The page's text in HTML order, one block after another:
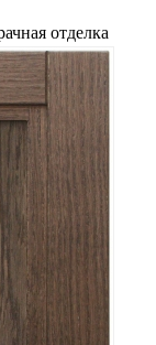
отделка